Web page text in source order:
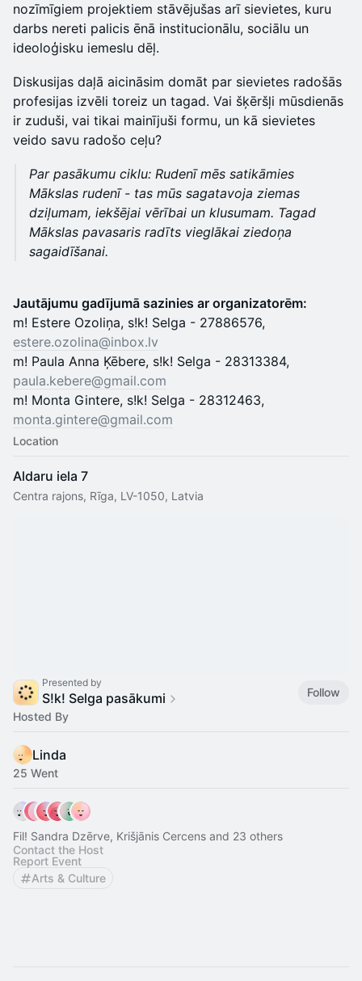
nozīmīgiem projektiem stāvējušas arī sievietes, kuru
darbs nereti palicis ēnā institucionālu, sociālu un
ideoloģisku iemeslu dēļ.
Diskusijas daļā aicināsim domāt par sievietes radošās
profesijas izvēli toreiz un tagad. Vai šķēršļi mūsdienās
ir zuduši, vai tikai mainījuši formu, un kā sievietes
veido savu radošo ceļu?
Par pasākumu ciklu: Rudenī mēs satikāmies
Mākslas rudenī - tas mūs sagatavoja ziemas
dziļumam, iekšējai vērībai un klusumam. Tagad
Mākslas pavasaris radīts vieglākai ziedoņa
sagaidīšanai.
Jautājumu gadījumā sazinies ar organizatorēm:
m! Estere Ozoliņa, s!k! Selga - 27886576,
estere.ozolina@inbox.lv
m! Paula Anna Ķēbere, s!k! Selga - 28313384,
paula.kebere@gmail.com
m! Monta Gintere, s!k! Selga - 28312463,
monta.gintere@gmail.com
Location
Aldaru iela 7
Centra rajons, Rīga, LV-1050, Latvia
Presented by
S!k! Selga pasākumi
Follow
Hosted By
Linda
25 Went
Fil! Sandra Dzērve, Krišjānis Cercens and 23 others
Contact the Host
Report Event
Arts & Culture